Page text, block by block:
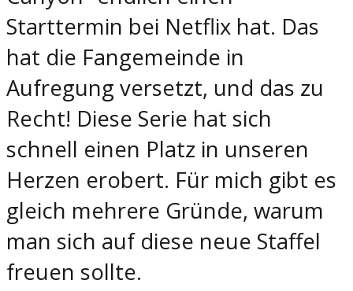
Starttermin bei Netflix hat. Das
hat die Fangemeinde in
Aufregung versetzt, und das zu
Recht! Diese Serie hat sich
schnell einen Platz in unseren
Herzen erobert. Für mich gibt es
gleich mehrere Gründe, warum
man sich auf diese neue Staffel
freuen sollte.